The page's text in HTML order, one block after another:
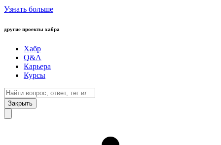
Узнать больше
другие проекты хабра
Хабр
Q&A
Карьера
Курсы
Закрыть